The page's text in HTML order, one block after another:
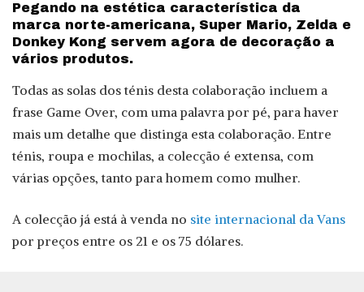
Pegando na estética característica da
marca norte-americana, Super Mario, Zelda e
Donkey Kong servem agora de decoração a
vários produtos.
Todas as solas dos ténis desta colaboração incluem a
frase Game Over, com uma palavra por pé, para haver
mais um detalhe que distinga esta colaboração. Entre
ténis, roupa e mochilas, a colecção é extensa, com
várias opções, tanto para homem como mulher.
A colecção já está à venda no site internacional da Vans
por preços entre os 21 e os 75 dólares.